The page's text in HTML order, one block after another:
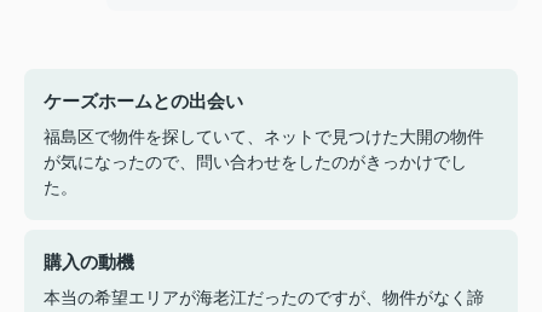
ケーズホームとの出会い
福島区で物件を探していて、ネットで見つけた大開の物件
が気になったので、問い合わせをしたのがきっかけでし
た。
購入の動機
本当の希望エリアが海老江だったのですが、物件がなく諦